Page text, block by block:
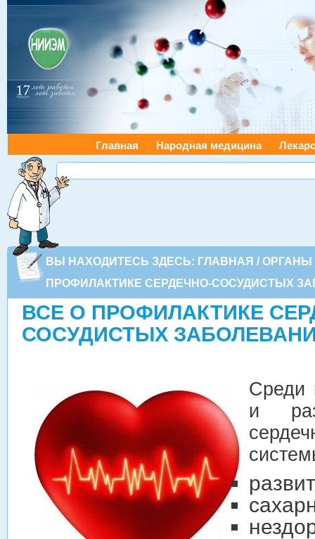
Главная Народная медицина
ВЫ НАХОДИТЕСЬ ЗДЕСЬ: ГЛАВНАЯ / ОРГАНЫ
ПРОФИЛАКТИКЕ СЕРДЕЧНО-СОСУДИСТЫХ
ВСЕ О ПРОФИЛАКТИКЕ
СОСУДИСТЫХ
Среди
и